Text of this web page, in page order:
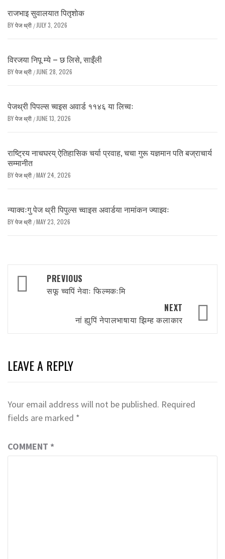
राजभाइ सुवालयात पितृशाेक
BYपेज थ्री / JULY 3, 2026
विरजया निपू म्ये – छ लिसे, साइँली
BYपेज थ्री / JUNE 28, 2026
पेजथ्री पिपल्स च्वइस अवार्ड ११४६ या लिच्वः
BYपेज थ्री / JUNE 13, 2026
राष्ट्रिय नाचघरय् ऐतिहासिक चर्या प्रवाह, चचा गुरू यज्ञमान पति बज्राचार्य
सम्मानीत
BYपेज थ्री /MAY 24, 2026
न्याक्वःगु पेज थ्री पिपुल्स च्वाइस अवार्डया नामांकन ज्याझ्वः
BYपेज थ्री /MAY 23, 2026
Post
navigation
PREVIOUS
सफू च्वपिं नेवाः फिल्मकःमि
NEXT
नां ह्युपिं नेपालभाषाया झिम्ह कलाकार
LEAVE A REPLY
Your email address will not be published. Required
fields are marked *
COMMENT *